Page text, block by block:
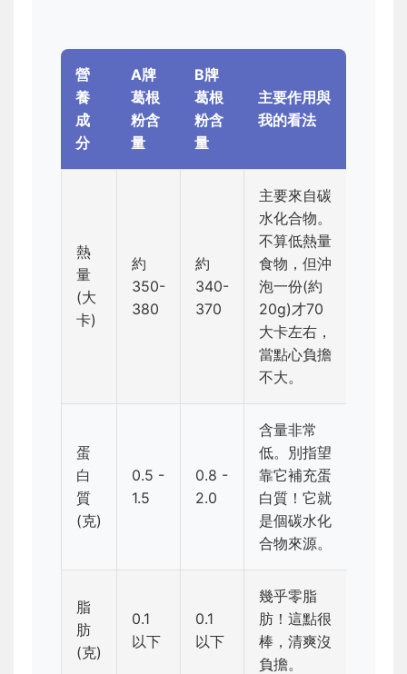
營
養
成
分
A牌
葛根
粉含
量
B牌
葛根
粉含
量
主要作用與
我的看法
熱
量
(大
卡)
約
350-
380
約
340-
370
主要來自碳
水化合物。
不算低熱量
食物，但沖
泡一份(約
20g)才70
大卡左右，
當點心負擔
不大。
蛋
白
質
(克)
0.5 -
1.5
0.8 -
2.0
含量非常
低。別指望
靠它補充蛋
白質！它就
是個碳水化
合物來源。
脂
肪
(克)
0.1
以下
0.1
以下
幾乎零脂
肪！這點很
棒，清爽沒
負擔。